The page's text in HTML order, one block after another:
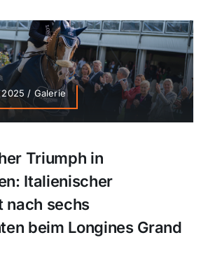
/ Galerie
Triumph in
Italienischer
nach sechs
beim Longines Grand